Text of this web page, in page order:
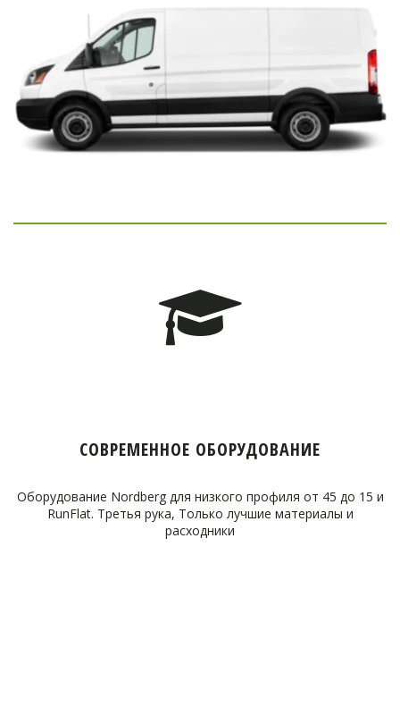
СОВРЕМЕННОЕ ОБОРУДОВАНИЕ
Оборудование Nordberg для низкого профиля от 45 до 15 и
RunFlat. Третья рука, Только лучшие материалы и
расходники